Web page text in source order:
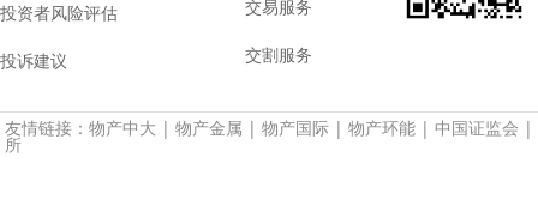
投资者风险评估
投诉建议
交易服务
交割服务
友情链接： 物产中大 | 物产金属 | 物产国际 | 物产环能 | 中国证监会 |
所